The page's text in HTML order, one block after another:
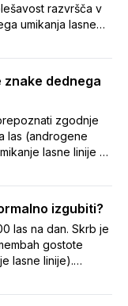
razvršča v
umikanja lasne
fazi izpadanja las
dednega
zgodnje
las (androgene
lasne linije z
las — in poudarja,
uspešnejše,
aktivni.
izgubiti?
las na dan. Skrb je
gostote
lasne linije).
spremembah se